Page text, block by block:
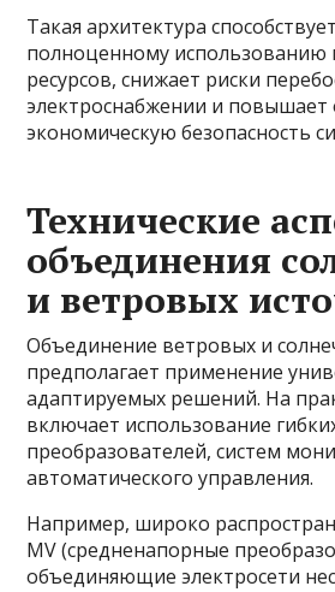
Такая архитектура
полноценному использованию
ресурсов, снижает риски
электроснабжении и
экономическую безопасность
Технические
объединения
и ветровых
Объединение ветровых и
предполагает применение
адаптируемых решений. На
включает использование
преобразователей, систем
автоматического управления.
Например, широко
MV (средненапорные
объединяющие электросети